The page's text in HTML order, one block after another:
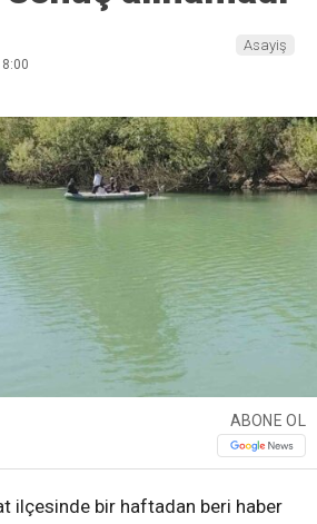
Asayiş
ABONE OL
ilçesinde bir haftadan beri haber